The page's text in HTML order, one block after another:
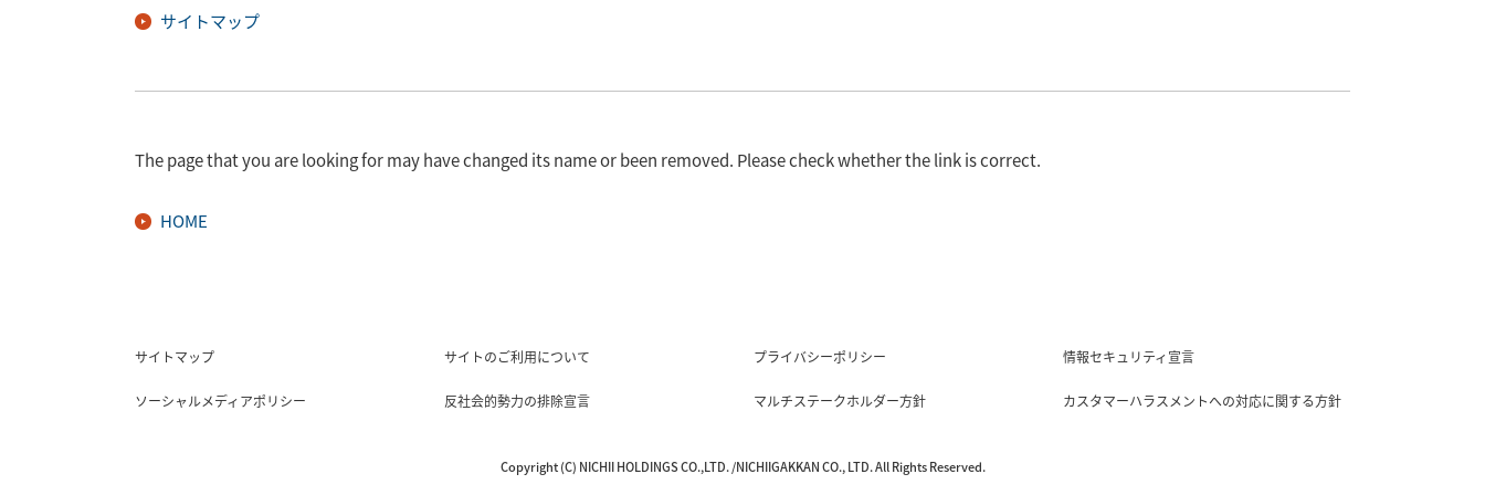
サイトマップ
The page that you are looking for may have changed its name or been removed. Please check whether the link is correct.
HOME
サイトマップ サイトのご利用について プライバシーポリシー 情報セキュリティ宣言
ソーシャルメディアポリシー 反社会的勢力の排除宣言 マルチステークホルダー方針 カスタマーハラスメントへの対応に関する方針
Copyright (C) NICHII HOLDINGS CO.,LTD. /NICHIIGAKKAN CO., LTD. All Rights Reserved.